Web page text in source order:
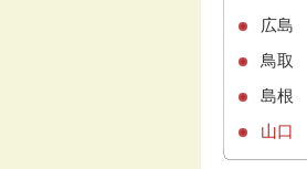
広島
鳥取
島根
山口